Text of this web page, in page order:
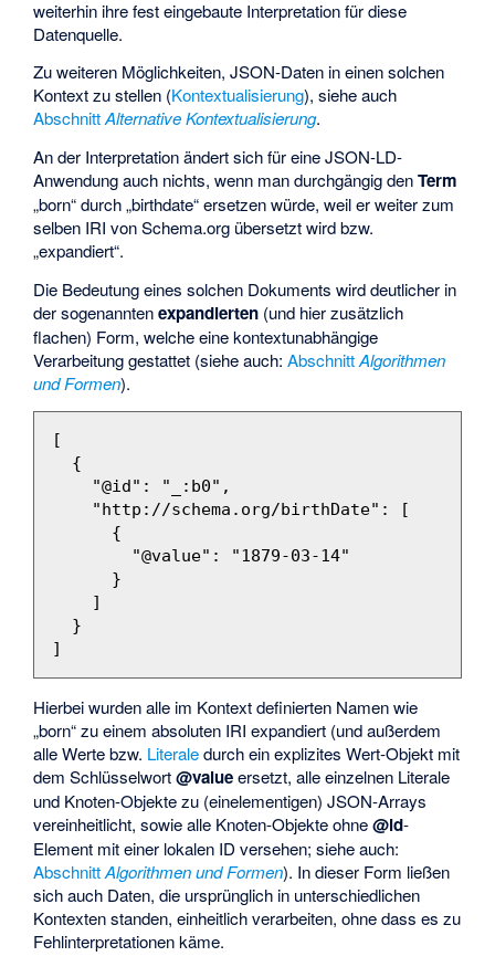
weiterhin ihre fest eingebaute Interpretation für diese
Datenquelle.
Zu weiteren Möglichkeiten, JSON-Daten in einen solchen
Kontext zu stellen (Kontextualisierung), siehe auch
AbschnittAlternative Kontextualisierung.
An der Interpretation ändert sich für eine JSON-LD-
Anwendung auch nichts, wenn man durchgängig denTerm
„born“ durch „birthdate“ ersetzen würde, weil er weiter zum
selben IRI von Schema.org übersetzt wird bzw.
„expandiert“.
Die Bedeutung eines solchen Dokuments wird deutlicher in
der sogenanntenexpandierten (und hier zusätzlich
flachen) Form, welche eine kontextunabhängige
Verarbeitung gestattet (siehe auch:AbschnittAlgorithmen
und Formen).
[
{
"@id" : "_:b0" ,
"http://schema.org/birthDate" :
[
{
"@value" :
"1879-03-14"
}
]
}
]
Hierbei wurden alle im Kontext definierten Namen wie
„born“ zu einem absoluten IRI expandiert (und außerdem
alle Werte bzw. Literaledurch ein explizites Wert-Objekt mit
dem Schlüsselwort@valueersetzt, alle einzelnen Literale
und Knoten-Objekte zu (einelementigen) JSON-Arrays
vereinheitlicht, sowie alle Knoten-Objekte ohne@id-
Element mit einer lokalen ID versehen; siehe auch:
AbschnittAlgorithmen und Formen). In dieser Form ließen
sich auch Daten, die ursprünglich in unterschiedlichen
Kontexten standen, einheitlich verarbeiten, ohne dass es zu
Fehlinterpretationen käme.